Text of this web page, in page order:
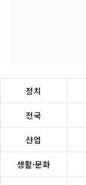
정치
전국
산업
생활·문화